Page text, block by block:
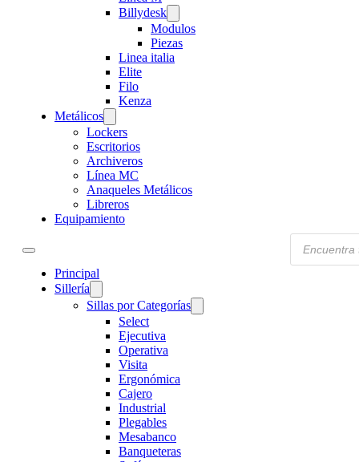
Billydesk
Modulos
Piezas
Linea italia
Elite
Filo
Kenza
Metálicos
Lockers
Escritorios
Archiveros
Línea MC
Anaqueles Metálicos
Libreros
Equipamiento
Principal
Sillería
Sillas por Categorías
Select
Ejecutiva
Operativa
Visita
Ergonómica
Cajero
Industrial
Plegables
Mesabanco
Banqueteras
Products
search